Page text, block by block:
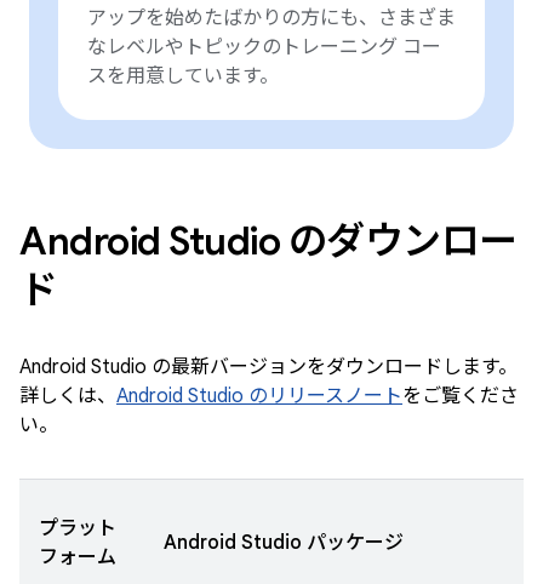
アップを始めたばかりの方にも、さまざま
なレベルやトピックのトレーニング コー
スを用意しています。
Android Studio のダウンロー
ド
Android Studio の最新バージョンをダウンロードします。
詳しくは、 Android Studio のリリースノートをご覧くださ
い。
プラット
フォーム
Android Studio パッケージ